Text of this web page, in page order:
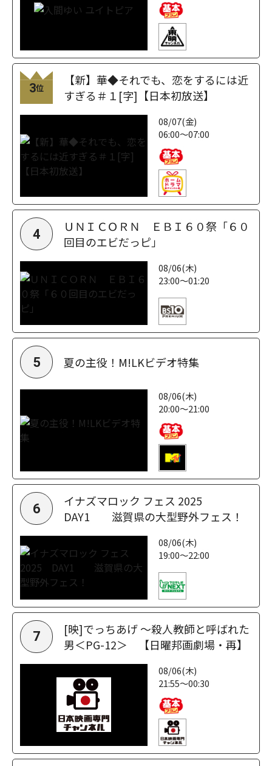
3位
【新】華◆それでも、恋をするには近
すぎる＃１[字]【日本初放送】
08/07(金)
06:00～07:00
4
ＵＮＩＣＯＲＮ ＥＢＩ６０祭「６０
回目のエビだっピ」
08/06(木)
23:00～01:20
5 夏の主役！M!LKビデオ特集
08/06(木)
20:00～21:00
6
イナズマロック フェス 2025
DAY1 滋賀県の大型野外フェス！
08/06(木)
19:00～22:00
7
[映]でっちあげ ～殺人教師と呼ばれた
男＜PG-12＞ 【日曜邦画劇場・再】
08/06(木)
21:55～00:30